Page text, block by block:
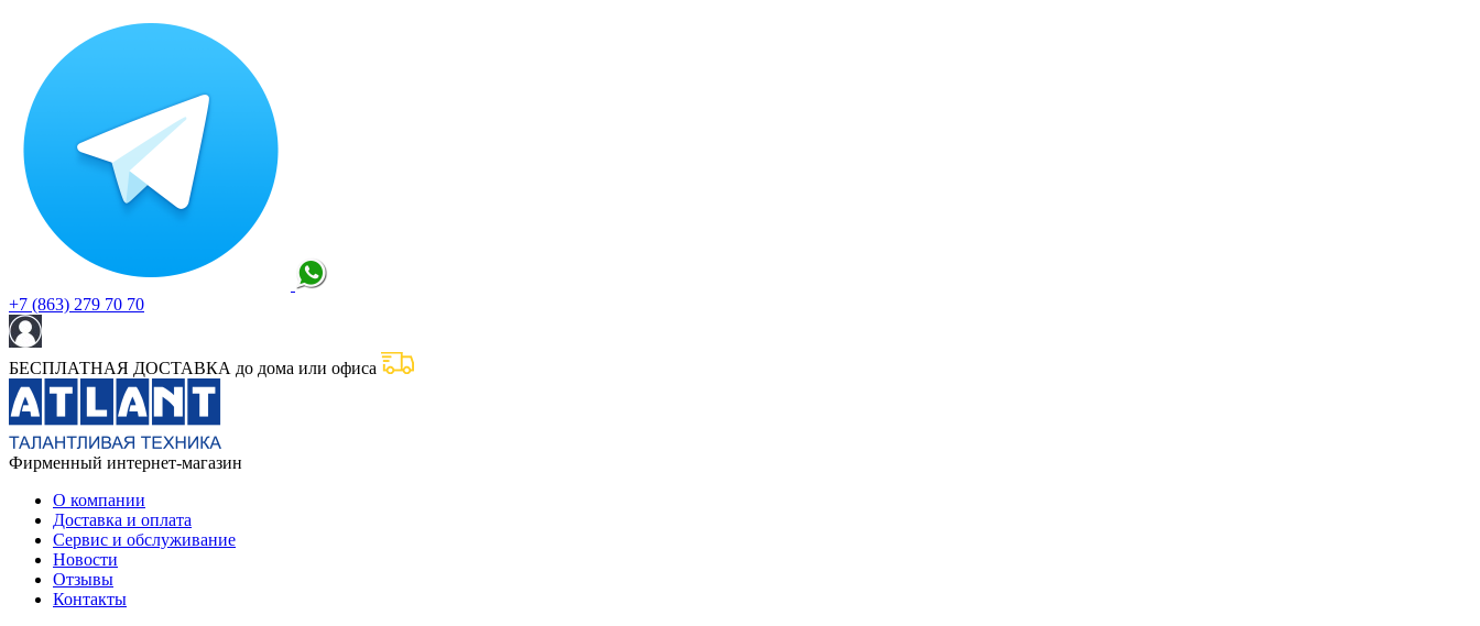
+7 (863) 279 70 70
БЕСПЛАТНАЯ ДОСТАВКА до дома или офиса
Фирменный интернет-магазин
О компании
Доставка и оплата
Сервис и обслуживание
Новости
Отзывы
Контакты